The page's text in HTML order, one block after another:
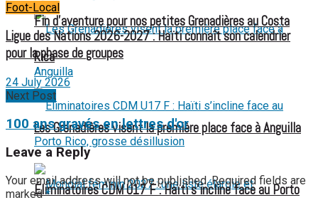
Les Grenadières visent la première place face à Anguilla
Fin d’aventure pour nos petites Grenadières au Costa
Rica
Éliminatoires CDM U17 F : Haïti s’incline face au Porto
Foot-Local
Ligue des Nations 2026-2027 : Haïti connaît son calendrier
pour la phase de groupes
24 July 2026
Next Post
100 ans gravés en lettres d'or
Leave a Reply
Your email address will not be published. Required fields are
marked*